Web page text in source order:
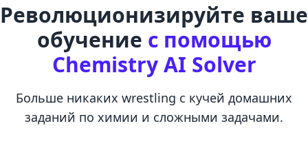
Революционизируйте ваше
обучение с помощью
Chemistry AI Solver
Больше никаких wrestling с кучей домашних
заданий по химии и сложными задачами.